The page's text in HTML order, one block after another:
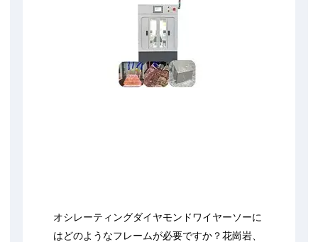
オシレーティングダイヤモンドワイヤーソーに
はどのようなフレームが必要ですか？花崗岩、